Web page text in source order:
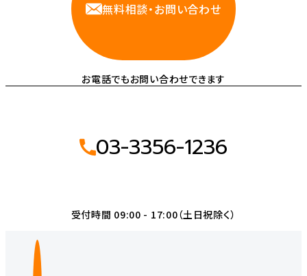
無料相談・お問い合わせ
お電話でもお問い合わせできます
03-3356-1236
受付時間 09:00 - 17:00（土日祝除く）